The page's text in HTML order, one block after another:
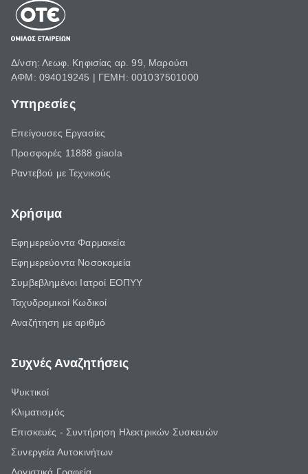
Δ/νση: Λεωφ. Κηφισίας αρ. 99, Μαρούσι
ΑΦΜ: 094019245 | ΓΕΜΗ: 001037501000
Υπηρεσίες
Επείγουσες Εργασίες
Προσφορές 11888 giaola
Ραντεβού με Τεχνικούς
Χρήσιμα
Εφημερεύοντα Φαρμακεία
Εφημερεύοντα Νοσοκομεία
Συμβεβλημένοι Ιατροί ΕΟΠΥΥ
Ταχυδρομικοί Κωδικοί
Αναζήτηση με αριθμό
Συχνές Αναζητήσεις
Ψυκτικοί
Κλιματισμός
Επισκευές - Συντήρηση Ηλεκτρικών Συσκευών
Συνεργεία Αυτοκινήτων